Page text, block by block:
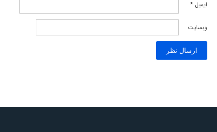
ایمیل *
وبسایت